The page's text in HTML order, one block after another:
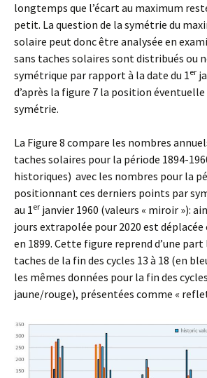
longtemps que l’écart au maximum
petit. La question de la symétrie du
solaire peut donc être analysée en
sans taches solaires sont distribués ou
symétrique par rapport à la date du 1er
d’après la figure 7 la position éventuelle
symétrie.
La Figure 8 compare les nombres
taches solaires pour la période 1894-
historiques) avec les nombres pour la
positionnant ces derniers points par
au 1er janvier 1960 (valeurs « miroir »):
jours extrapolée pour 2020 est
en 1899. Cette figure reprend d’une part
taches de la fin des cycles 13 à 18 (en
les mêmes données pour la fin des
jaune/rouge), présentées comme «